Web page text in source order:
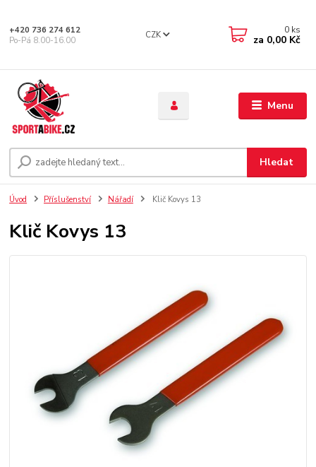
Menu
CZK
Hledat
+420 736 274 612
Po-Pá 8.00-16.00
0 ks
za 0,00 Kč
Úvod Příslušenství Nářadí Klič Kovys 13
Klič Kovys 13